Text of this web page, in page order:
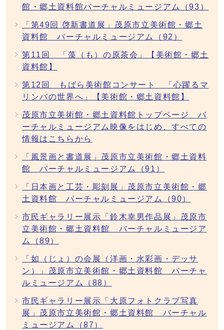
館・郷土資料館バーチャルミュージアム（93）
「第49回 啓新書道展」茂原市立美術館・郷土
資料館 バーチャルミュージアム（92）
第11回 「藻（も）の原茶会」【美術館・郷土
資料館】
第12回 もばら美術館コンサート 「心躍るマ
リンバの世界へ」【美術館・郷土資料館】
茂原市立美術館・郷土資料館トップページ バ
ーチャルミュージアム映像をはじめ、すべての
情報はこちらから
「風景画と書道展」茂原市立美術館・郷土資料
館 バーチャルミュージアム（91）
「日本画と工芸・彫刻展」茂原市立美術館・郷
土資料館 バーチャルミュージアム（90）
市民ギャラリー展示「鈴木幸男作品展」茂原市
立美術館・郷土資料館 バーチャルミュージア
ム（89）
「如（じょ）の会展（洋画・水彩画・デッサ
ン）」茂原市立美術館・郷土資料館 バーチャ
ルミュージアム（88）
市民ギャラリー展示「大原フォトクラブ写真
展」茂原市立美術館・郷土資料館 バーチャル
ミュージアム（87）